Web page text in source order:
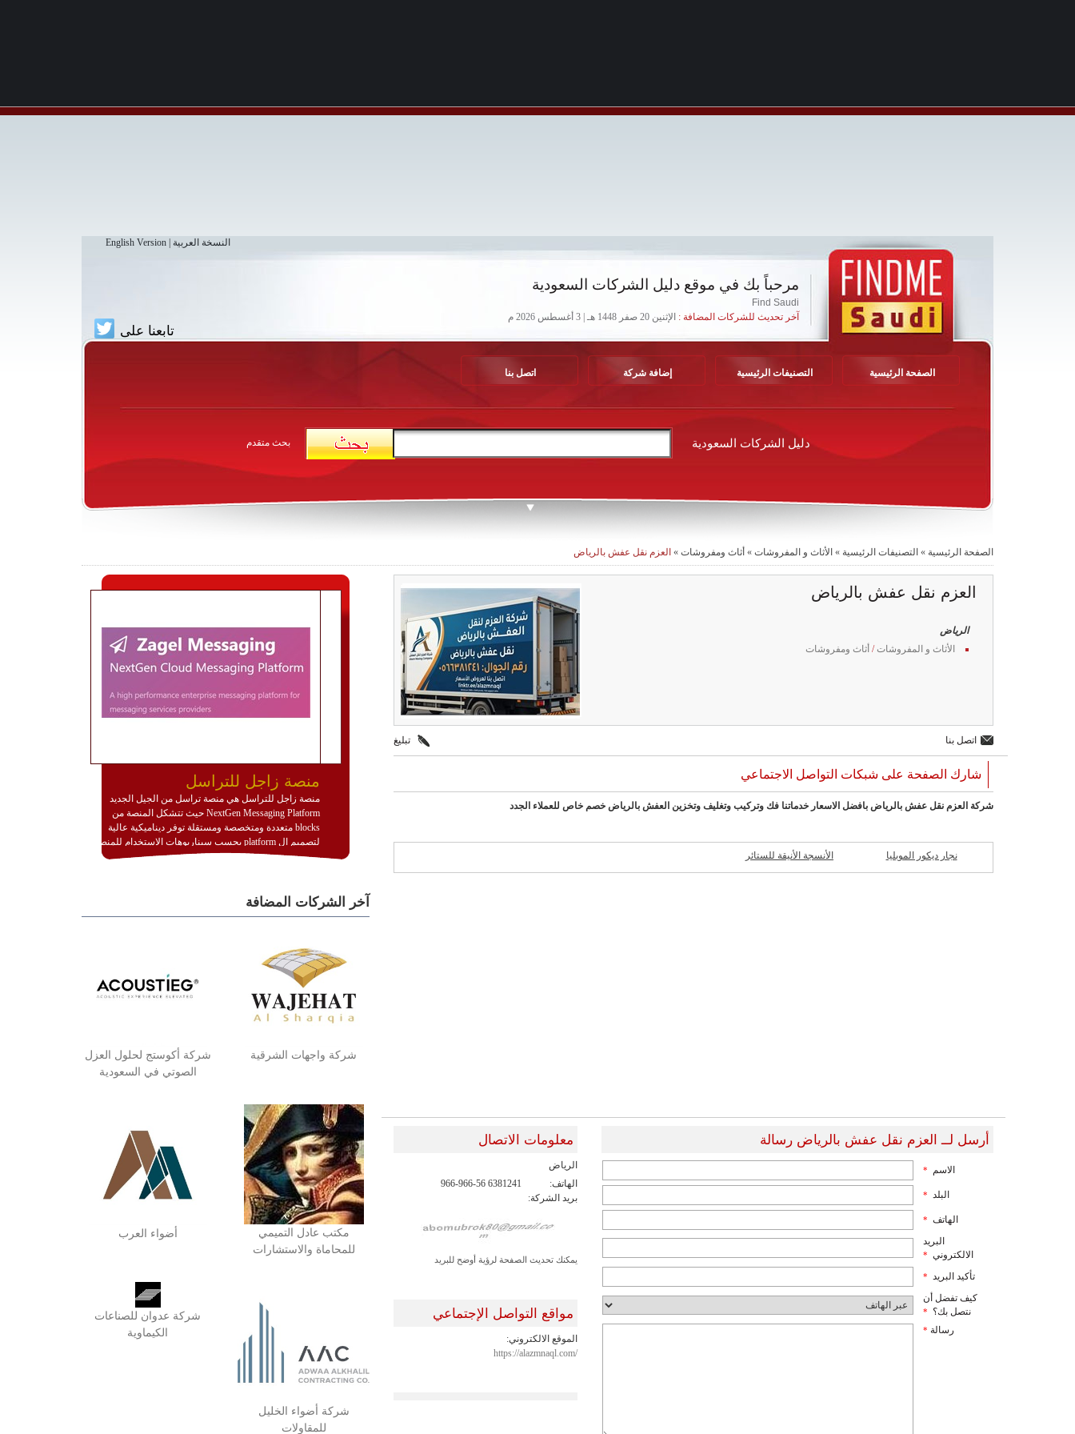
النسخة العربية English Version
مرحباً بك في موقع دليل الشركات السعودية
Find Saudi
آخر تحديث للشركات المضافة : الإثنين 20 صفر 1448 هـ | 3 أغسطس 2026 م
تابعنا على
الصفحة الرئيسية التصنيفات الرئيسية إضافة شركة اتصل بنا
دليل الشركات السعودية بحث متقدم
الصفحة الرئيسية » التصنيفات الرئيسية » الأثاث و المفروشات » أثاث ومفروشات » العزم نقل عفش بالرياض
العزم نقل عفش بالرياض
الرياض
الأثاث و المفروشات/ أثاث ومفروشات
اتصل بنا تبليغ
شارك الصفحة على شبكات التواصل الاجتماعي
شركة العزم نقل عفش بالرياض بافضل الاسعار خدماتنا فك وتركيب وتغليف وتخزين العفش بالرياض خصم خاص للعملاء الجدد
نجار ديكور الموبليا الأنسجة الأنيقة للستائر
أرسل لــ العزم نقل عفش بالرياض رسالة
الاسم *
البلد *
الهاتف *
البريد
الالكتروني *
تأكيد البريد *
كيف تفضل أن
نتصل بك؟ *
رسالة *
معلومات الاتصال
الرياض
الهاتف:
966-966-56 6381241
بريد الشركة:
يمكنك تحديث الصفحة لرؤية أوضح للبريد
مواقع التواصل الإجتماعي
الموقع الالكتروني:
https://alazmnaql.com/
منصة زاجل للتراسل
منصة زاجل للتراسل هي منصة تراسل من الجيل الجديد
NextGen Messaging Platform حيث تتشكل المنصة من
blocks متعددة ومتخصصة ومستقلة توفر ديناميكية عالية
لتصميم ال platform بحسب سيناريوهات الاستخدام للمنصة
وتتوافق مع النشر والاستثمار ضمن بيئة استضافة dedicated
تخدم أي سيناريو تراسل مهما كان معقدا عبر إضافة ومعايرة
عناصر ديناميكية (dynamic items) وتجهيز إعدادات التواصل
http://www.plutosms.com/zagel
آخر الشركات المضافة
شركة واجهات الشرقية
شركة أكوستج لحلول العزل
الصوتي في السعودية
مكتب عادل التميمي
للمحاماة والاستشارات
أضواء العرب
شركة أضواء الخليل
للمقاولات
شركة عدوان للصناعات
الكيماوية